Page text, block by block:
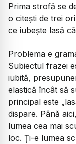
Prima strofă se
o citești de trei
ce iubește lasă
Problema e
Subiectul frazei
iubită,
elastică încât să
principal este
dispare. Până
lumea cea mai
loc. Ți-e lumea